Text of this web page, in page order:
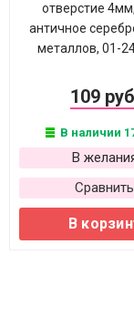
отверстие
античное
металлов, 01-
109
В наличии
В
Сравнить
В